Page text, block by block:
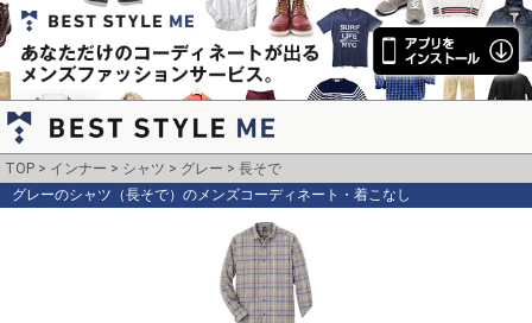
TOP インナー シャツ グレー
長そで
グレーのシャツ（長そで）のメンズコーディネート・着こなし